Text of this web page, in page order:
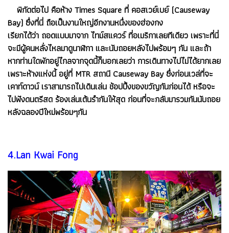
พิกัดต่อไป คือห้าง Times Square ที่ คอสเวย์เบย์ (Causeway
Bay) ซึ่งที่นี่ ถือเป็นงานใหญ่อีกงานหนึ่งของฮ่องกง
เรียกได้ว่า ถอดแบบมาจาก ไทม์สแควร์ ที่อเมริกาเลยทีเดียว เพราะที่นี่
จะมีผู้คนหลั่งไหลมาดูนาฬิกา และนับถอยหลังไปพร้อมๆ กัน และถ้า
หากท่านใดพักอยู่ไกลจากจุดนี้ก็บอกเลยว่า การเดินทางไปไม่ได้ยากเลย
เพราะห้างแห่งนี้ อยู่ที่ MTR สถานี Causeway Bay ซึ่งก่อนเวล่ที่จะ
เคาท์ดาวน์ เราสามารถไปเดินเล่น ช้อปปิ้งของขวัญกันก่อนได้ หรือจะ
ไปฟังดนตรีสด ร้องเล่นเต้นรำกันให้สุด ก่อนที่จะกลับมารวมกันนับถอย
หลังฉลองปีใหม่พร้อมๆกัน
4.Lan Kwai Fong